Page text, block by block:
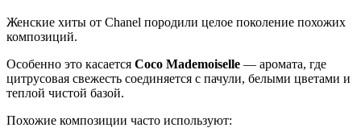
Женские хиты от Chanel породили целое поколение похожих
композиций.
Особенно это касается Coco Mademoiselle — аромата, где
цитрусовая свежесть соединяется с пачули, белыми цветами и
теплой чистой базой.
Похожие композиции часто используют: